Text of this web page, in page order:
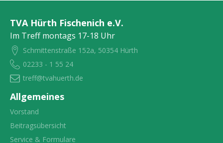
TVA Hürth Fischenich e.V.
Im Treff montags 17-18 Uhr
Schmittenstraße 152a, 50354 Hürth
02233 - 1 55 24
treff@tvahuerth.de
Allgemeines
Vorstand
Beitragsübersicht
Service & Formulare